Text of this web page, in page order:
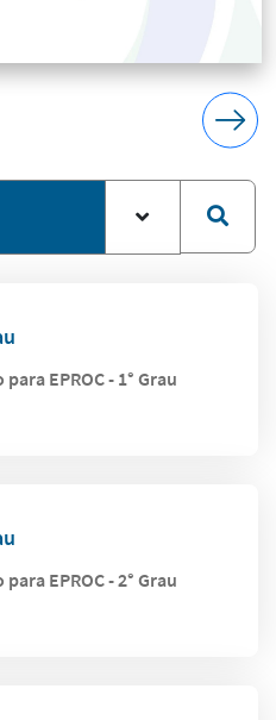
EPROC - 1° Grau
EPROC - 2° Grau